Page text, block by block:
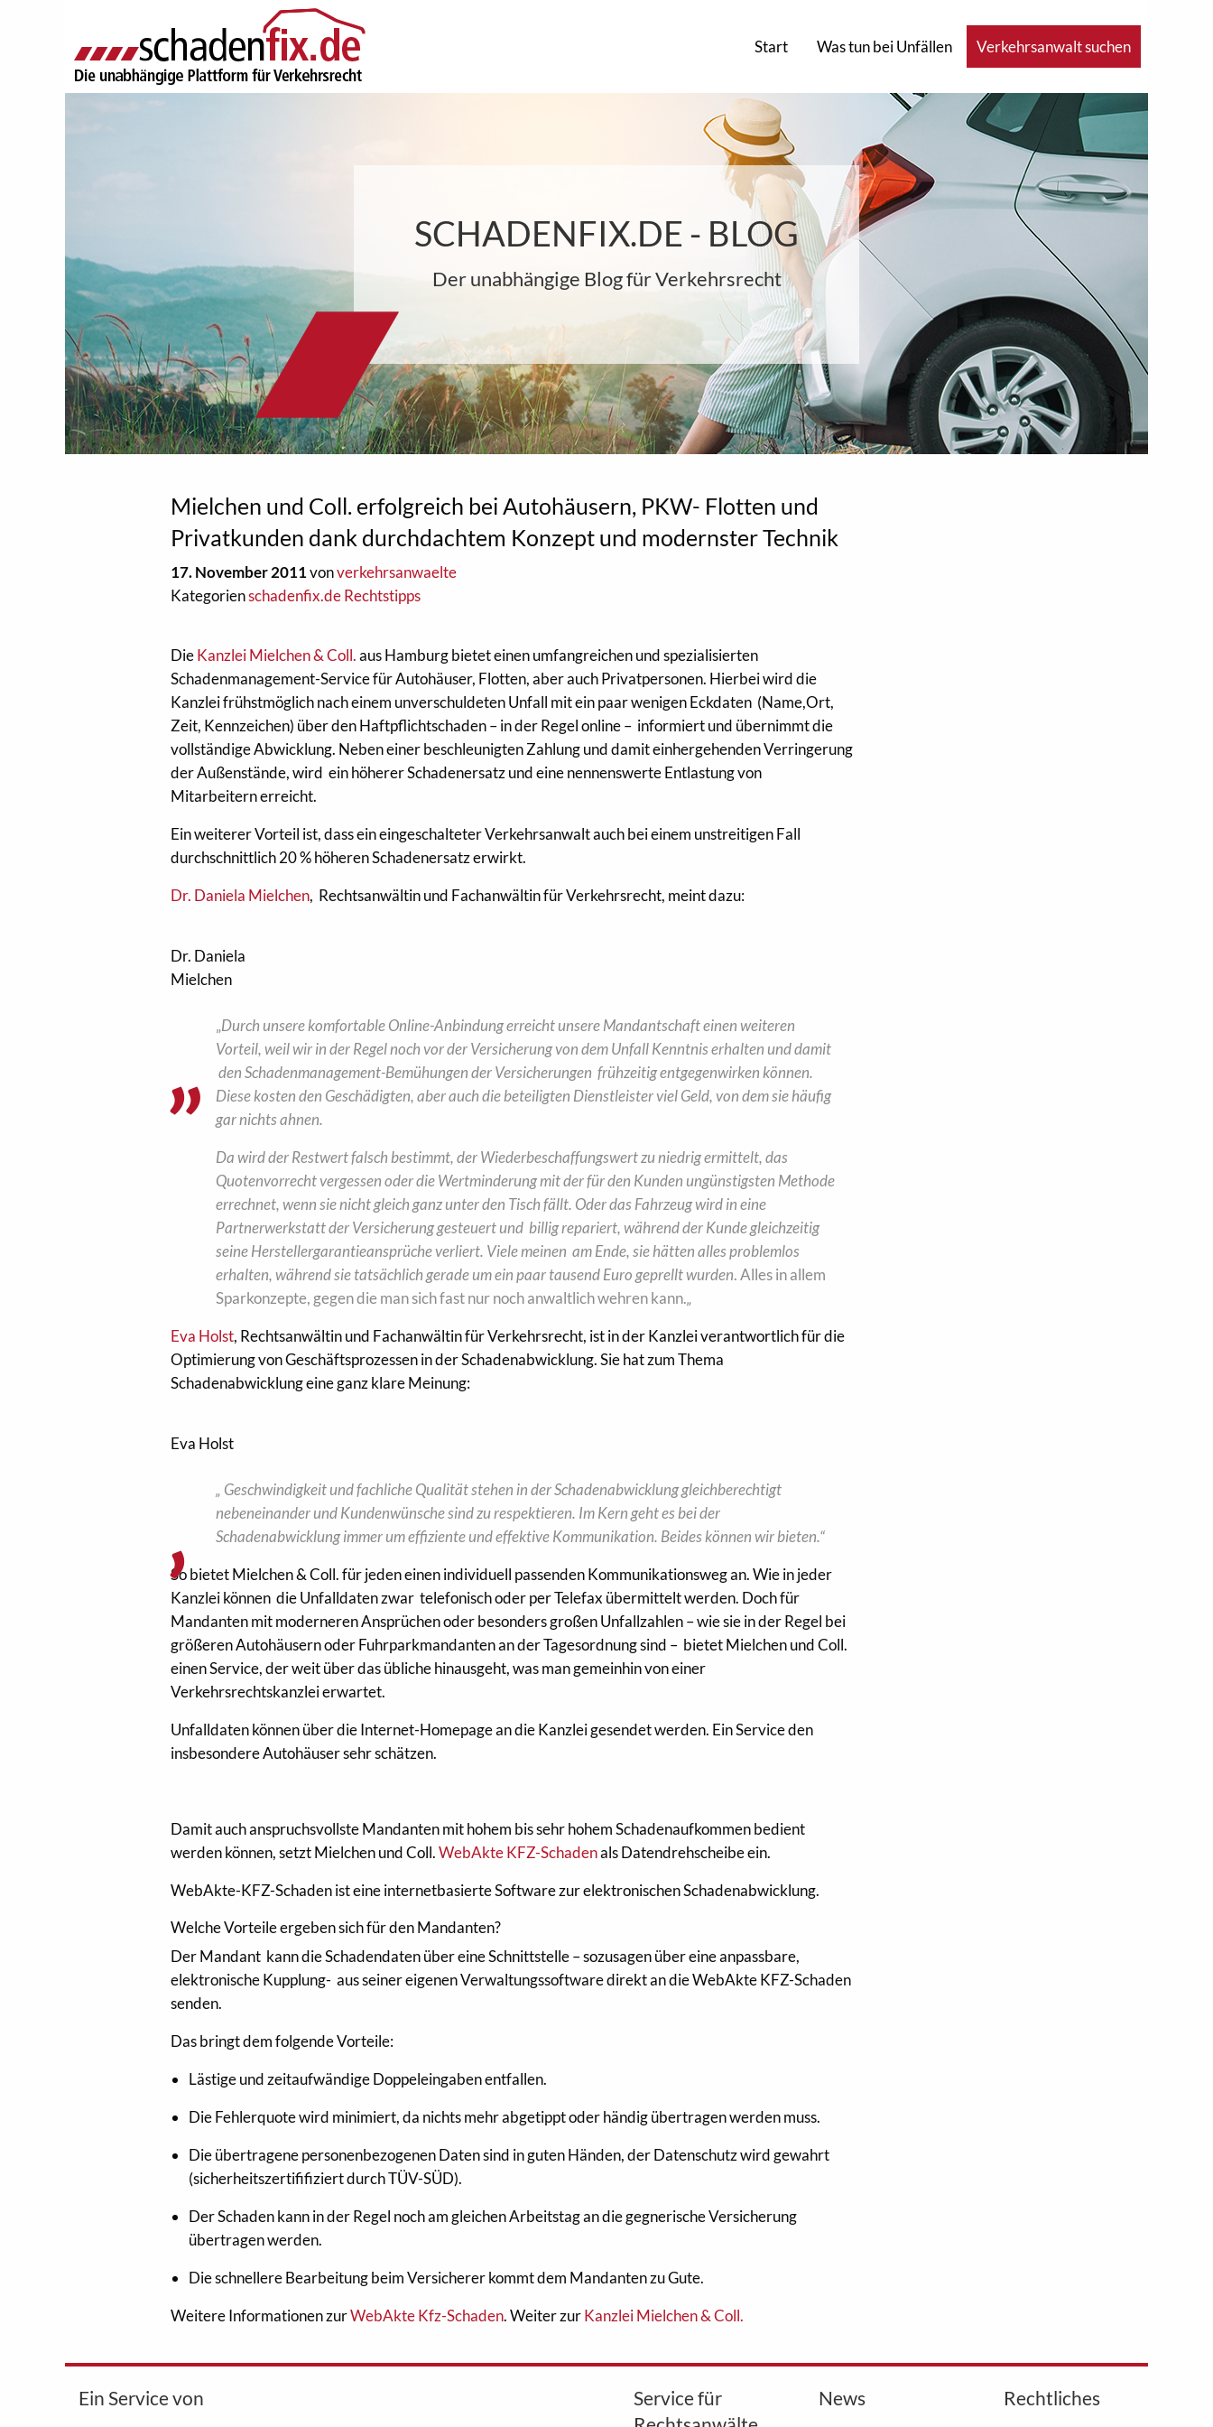
Start Was tun bei Unfällen Verkehrsanwalt suchen
SCHADENFIX.DE - BLOG
Der unabhängige Blog für Verkehrsrecht
Mielchen und Coll. erfolgreich bei Autohäusern, PKW- Flotten und
Privatkunden dank durchdachtem Konzept und modernster Technik
17. November 2011vonverkehrsanwaelte
Kategorienschadenfix.de Rechtstipps
DieKanzlei Mielchen & Coll.aus Hamburg bietet einen umfangreichen und spezialisierten
Schadenmanagement-Service für Autohäuser, Flotten, aber auch Privatpersonen. Hierbei wird die
Kanzlei frühstmöglich nach einem unverschuldeten Unfall mit ein paar wenigen Eckdaten (Name,Ort,
Zeit, Kennzeichen) über den Haftpflichtschaden – in der Regel online – informiert und übernimmt die
vollständige Abwicklung. Neben einer beschleunigten Zahlung und damit einhergehenden Verringerung
der Außenstände, wird ein höherer Schadenersatz und eine nennenswerte Entlastung von
Mitarbeitern erreicht.
Ein weiterer Vorteil ist, dass ein eingeschalteter Verkehrsanwalt auch bei einem unstreitigen Fall
durchschnittlich 20 % höheren Schadenersatz erwirkt.
Dr. Daniela Mielchen, Rechtsanwältin und Fachanwältin für Verkehrsrecht, meint dazu:
Dr. Daniela
Mielchen
„Durch unsere komfortable Online-Anbindung erreicht unsere Mandantschaft einen weiteren
Vorteil, weil wir in der Regelnoch vor der Versicherung von dem Unfall Kenntnis erhalten und damit
den Schadenmanagement-Bemühungen der Versicherungen frühzeitig entgegenwirken können.
Diese kosten den Geschädigten, aber auch die beteiligten Dienstleister viel Geld, von dem sie häufig
gar nichts ahnen.
Da wird der Restwert falsch bestimmt, der Wiederbeschaffungswert zu niedrig ermittelt, das
Quotenvorrecht vergessen oder die Wertminderung mit der für den Kunden ungünstigsten Methode
errechnet, wenn sie nicht gleich ganz unter den Tisch fällt. Oder das Fahrzeug wird in eine
Partnerwerkstatt der Versicherung gesteuert und billig repariert, während der Kunde gleichzeitig
seine Herstellergarantieansprüche verliert. Viele meinen am Ende, sie hätten alles problemlos
erhalten, während sie tatsächlich gerade um ein paar tausend Euro geprellt wurden. Alles in allem
Sparkonzepte, gegen die man sich fast nur noch anwaltlich wehren kann.„
Eva Holst, Rechtsanwältin und Fachanwältin für Verkehrsrecht, ist in der Kanzlei verantwortlich für die
Optimierung von Geschäftsprozessen in der Schadenabwicklung. Sie hat zum Thema
Schadenabwicklung eine ganz klare Meinung:
Eva Holst
„ Geschwindigkeit und fachliche Qualität stehen in der Schadenabwicklung gleichberechtigt
nebeneinander und Kundenwünsche sind zu respektieren. Im Kern geht es bei der
Schadenabwicklung immer um effiziente und effektive Kommunikation. Beides können wir bieten.“
So bietet Mielchen & Coll. für jeden einen individuell passenden Kommunikationsweg an. Wie in jeder
Kanzlei können die Unfalldaten zwar telefonisch oder per Telefax übermittelt werden. Doch für
Mandanten mit moderneren Ansprüchen oder besonders großen Unfallzahlen – wie sie in der Regel bei
größeren Autohäusern oder Fuhrparkmandanten an der Tagesordnung sind – bietet Mielchen und Coll.
einen Service, der weit über das übliche hinausgeht, was man gemeinhin von einer
Verkehrsrechtskanzlei erwartet.
Unfalldaten können über die Internet-Homepage an die Kanzlei gesendet werden. Ein Service den
insbesondere Autohäuser sehr schätzen.
Damit auch anspruchsvollste Mandanten mit hohem bis sehr hohem Schadenaufkommen bedient
werden können, setzt Mielchen und Coll.WebAkte KFZ-Schadenals Datendrehscheibe ein.
WebAkte-KFZ-Schaden ist eine internetbasierte Software zur elektronischen Schadenabwicklung.
Welche Vorteile ergeben sich für den Mandanten?
Der Mandant kann die Schadendaten über eine Schnittstelle – sozusagen über eine anpassbare,
elektronische Kupplung- aus seiner eigenen Verwaltungssoftware direkt an die WebAkte KFZ-Schaden
senden.
Das bringt dem folgende Vorteile:
Lästige und zeitaufwändige Doppeleingaben entfallen.
Die Fehlerquote wird minimiert, da nichts mehr abgetippt oder händig übertragen werden muss.
Die übertragene personenbezogenen Daten sind in guten Händen, der Datenschutz wird gewahrt
(sicherheitszertififiziert durch TÜV-SÜD).
Der Schaden kann in der Regel noch am gleichen Arbeitstag an die gegnerische Versicherung
übertragen werden.
Die schnellere Bearbeitung beim Versicherer kommt dem Mandanten zu Gute.
Weitere Informationen zurWebAkte Kfz-Schaden. Weiter zurKanzlei Mielchen & Coll.
Ein Service von
Service für
News Rechtliches